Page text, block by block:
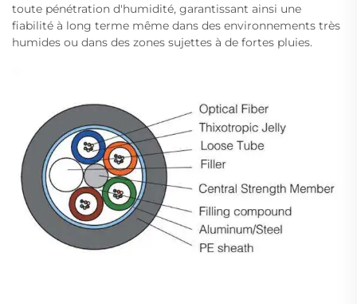
toute pénétration d'humidité, garantissant ainsi une
fiabilité à long terme même dans des environnements très
humides ou dans des zones sujettes à de fortes pluies.